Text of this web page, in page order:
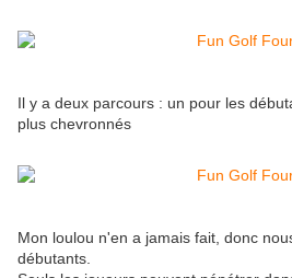
Il y a deux parcours : un pour les
plus chevronnés
Mon loulou n'en a jamais fait, donc
débutants.